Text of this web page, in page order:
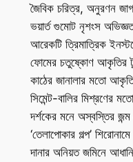
জৈবিক চরিত্র, অনুরণন
ভয়ার্ত গুমোট নৃশংস
আরেকটি ত্রিমাত্রিক
ফোমের চতুষ্কোণ আকৃতির
কাঠের জানালার মতো
সিমেন্ট-বালির মিশ্রণের
দর্শকের মনে অস্বস্তির জন্ম
‘তেলাপোকার গল্প’
দানার অনিয়ত জমিনে